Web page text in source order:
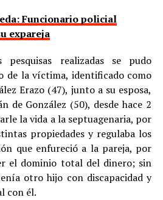
Funcionario policial
expareja
realizadas se pudo
de la víctima, identificado como
Erazo (47), junto a su esposa,
de González (50), desde hace 2
la vida a la septuagenaria, por
propiedades y regulaba los
que enfureció a la pareja, por
el dominio total del dinero; sin
otro hijo con discapacidad y
con él.